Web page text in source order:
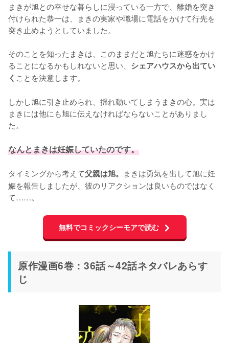
まきが旭との幸せな暮らしに浸っている一方で、離婚を突き
付けられた恭一は、まきの実家や職場に電話をかけて行先を
突き止めようとしていました。
そのことを知ったまきは、このままだと旭たちに迷惑をかけ
ることになるかもしれないと思い、 シェアハウスから出てい
く ことを決意します。
しかし旭に引き止められ、揺れ動いてしまうまきの心。実は
まきには他にも旭に伝えなければならないことがありまし
た。
なんとまきは妊娠していたのです。
タイミングから考えて父親は旭。 まきは勇気を出して旭に妊
娠を報告しましたが、彼のリアクションは良いものではなく
て……。
無料でコミックシーモアで読む
原作漫画6巻：36話～42話ネタバレあらす
じ